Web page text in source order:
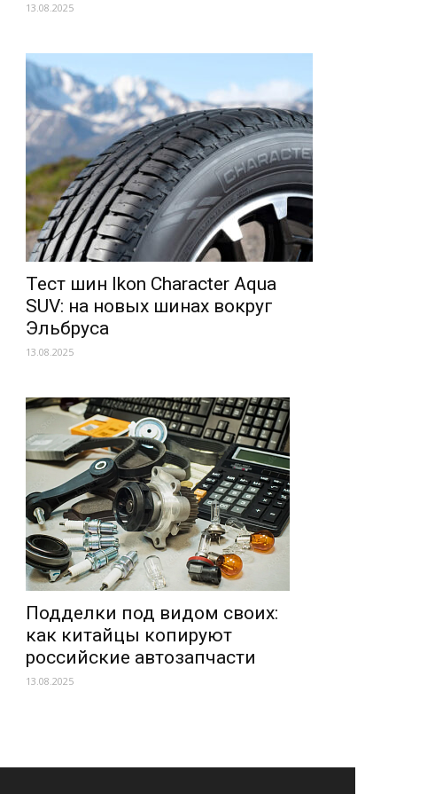
13.08.2025
Тест шин Ikon Character Aqua
SUV: на новых шинах вокруг
Эльбруса
13.08.2025
Подделки под видом своих:
как китайцы копируют
российские автозапчасти
13.08.2025